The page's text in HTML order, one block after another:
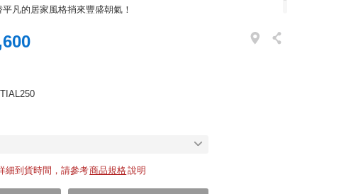
凡的居家風格捎來豐盛朝氣！
細到貨時間，請參考商品規格說明